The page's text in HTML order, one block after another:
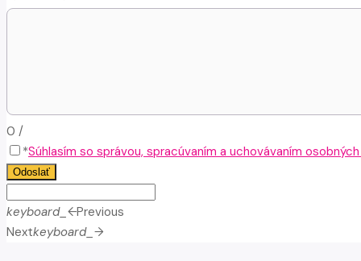
0 /
*Súhlasím so správou, spracúvaním a uchovávaním
Odoslať
keyboard_arrow_leftPrevious
Nextkeyboard_arrow_right